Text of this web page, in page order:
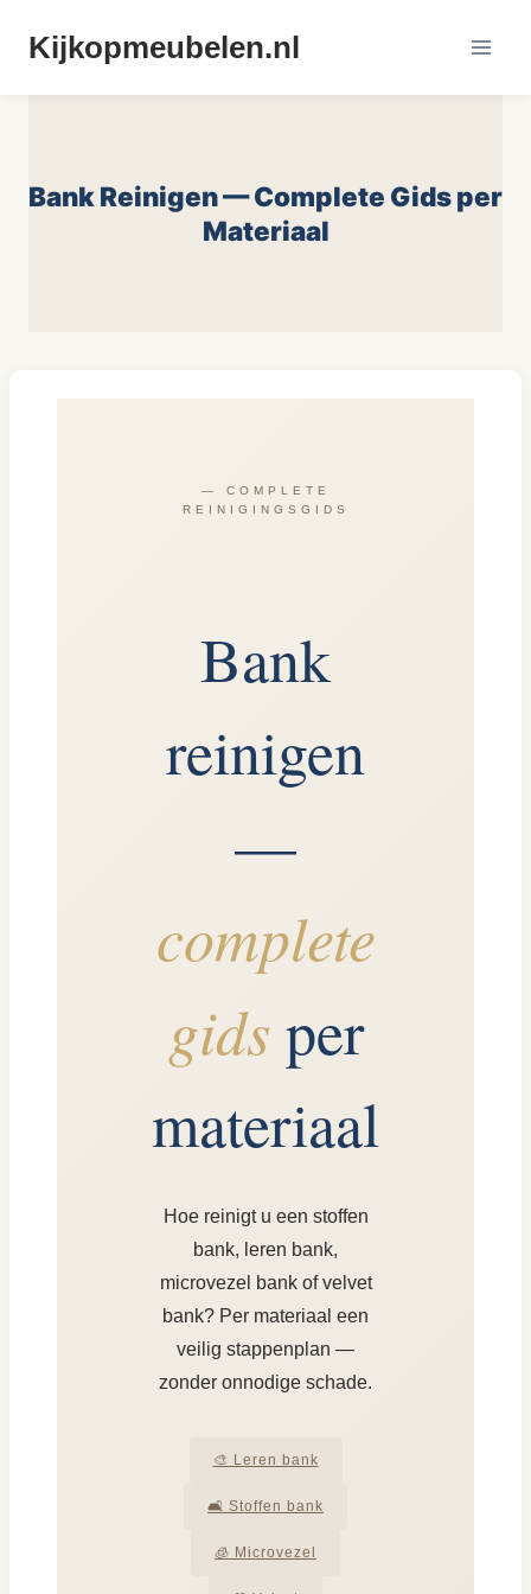
naarKijkopmeubelen.nl
Bank Reinigen — Complete Gids per
Materiaal
— COMPLETE
REINIGINGSGIDS
Bank
reinigen
—
complete
gids per
materiaal
Hoe reinigt u een stoffen
bank, leren bank,
microvezel bank of velvet
bank? Per materiaal een
veilig stappenplan —
zonder onnodige schade.
🎨 Leren bank
🛋️ Stoffen bank
🧊 Microvezel